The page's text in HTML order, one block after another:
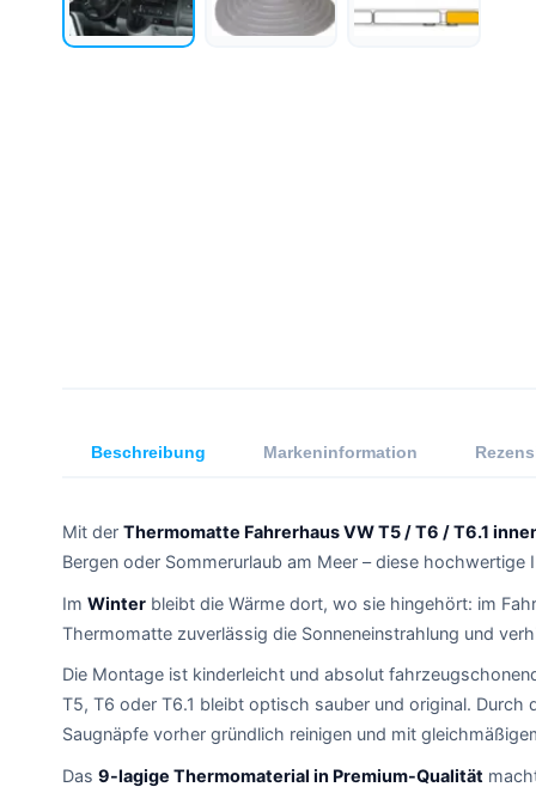
Beschreibung Markeninformation
Mit der Thermomatte Fahrerhaus VW T5 / T6 / T6.1
Bergen oder Sommerurlaub am Meer – diese
Im Winter bleibt die Wärme dort, wo sie hingehört: im
Thermomatte zuverlässig die Sonneneinstrahlung und
Die Montage ist kinderleicht und absolut
T5, T6 oder T6.1 bleibt optisch sauber und original.
Saugnäpfe vorher gründlich reinigen und mit
Das 9-lagige Thermomaterial in Premium-Qualität